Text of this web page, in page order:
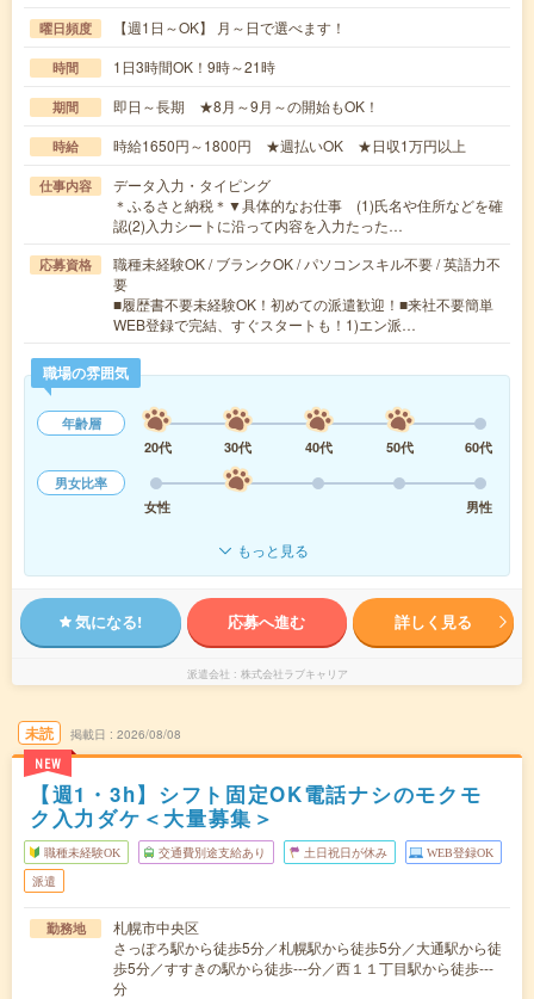
曜日頻度 【週1日～OK】 月～日で選べます！
時間 1日3時間OK！9時～21時
期間 即日～長期 ★8月～9月～の開始もOK！
時給 時給1650円～1800円 ★週払いOK ★日収1万円以上
仕事内容
データ入力・タイピング
＊ふるさと納税＊▼具体的なお仕事 (1)氏名や住所などを確
認(2)入力シートに沿って内容を入力たった…
応募資格
職種未経験OK / ブランクOK / パソコンスキル不要 / 英語力不
要
■履歴書不要未経験OK！初めての派遣歓迎！■来社不要簡単
WEB登録で完結、すぐスタートも！1)エン派…
職場の雰囲気
年齢層
20代
30代 40代 50代
60代
男女比率
女性
男性
もっと見る
気になる! 応募へ進む 詳しく見る
派遣会社 株式会社ラブキャリア
未読
NEW
掲載日 2026/08/08
【週1・3h】シフト固定OK電話ナシのモクモ
ク入力ダケ＜大量募集＞
職種未経験OK 交通費別途支給あり 土日祝日が休み WEB登録OK
派遣
勤務地
札幌市中央区
さっぽろ駅から徒歩5分／札幌駅から徒歩5分／大通駅から徒
歩5分／すすきの駅から徒歩---分／西１１丁目駅から徒歩---
分